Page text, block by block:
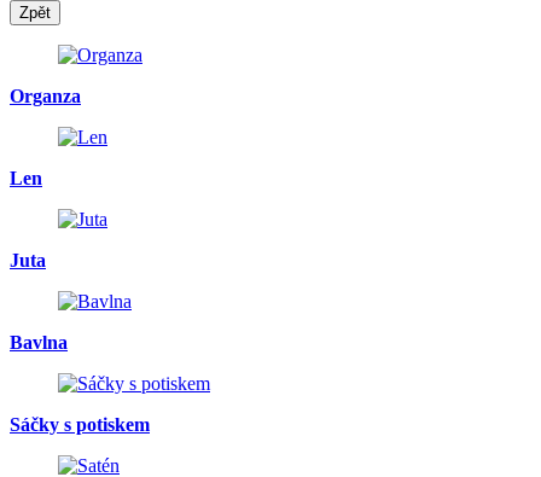
Zpět
Organza
Len
Juta
Bavlna
Sáčky s potiskem